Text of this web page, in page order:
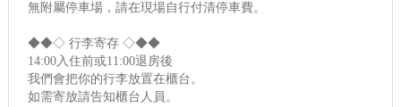
無附屬停車場，請在現場自行付清停車費。
◆◆◇ 行李寄存 ◇◆◆
14:00入住前或11:00退房後
我們會把你的行李放置在櫃台。
如需寄放請告知櫃台人員。